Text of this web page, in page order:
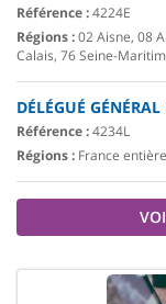
Référence :4224E
Régions :02 Aisne, 08
Calais, 76 Seine-
DÉLÉGUÉ
Référence :4234L
Régions : France entière